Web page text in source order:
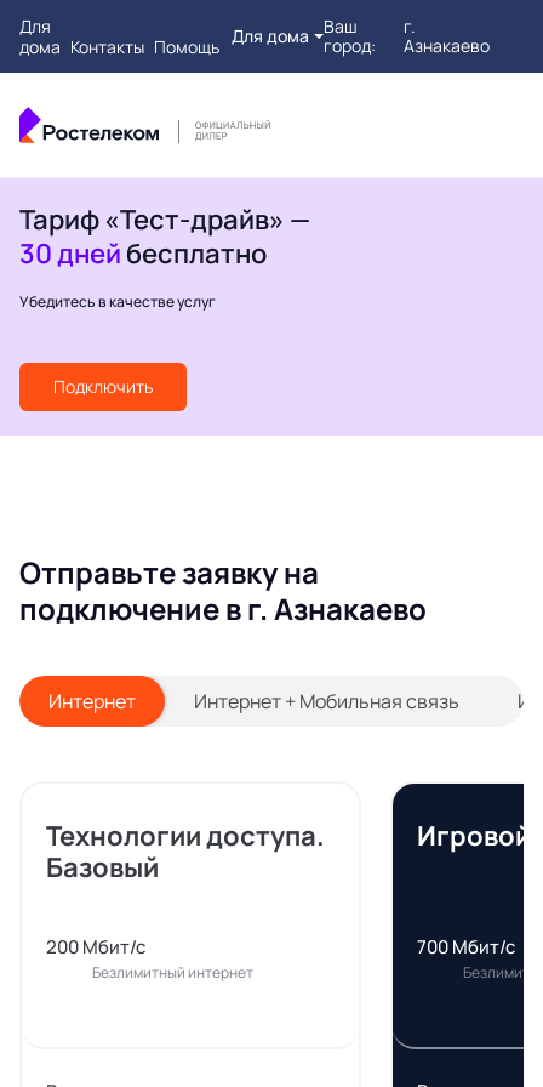
Для
дома Контакты Помощь Для дома
Ваш
город:
г.
Азнакаево
Тариф «Тест-драйв» —
30 дней бесплатно
Убедитесь в качестве услуг
Подключить
Отправьте заявку на
подключение в г. Азнакаево
Интернет Интернет + Мобильная связь
Технологии доступа.
Базовый
200 Мбит/с
Безлимитный интернет
Игровой
700 Мбит/с